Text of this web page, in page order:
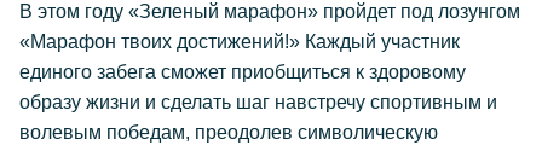
В этом году «Зеленый марафон» пройдет под лозунгом
«Марафон твоих достижений!» Каждый участник
единого забега сможет приобщиться к здоровому
образу жизни и сделать шаг навстречу спортивным и
волевым победам, преодолев символическую